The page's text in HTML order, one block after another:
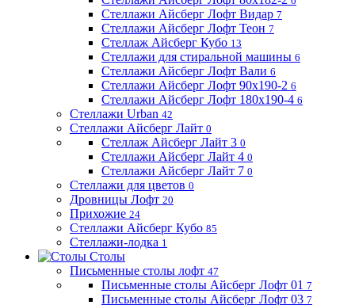
Стеллажи Айсберг Лофт Видар 7
Стеллажи Айсберг Лофт Теон 7
Стеллаж Айсберг Кубо 13
Стеллажи для стиральной машины 6
Стеллажи Айсберг Лофт Вали 6
Стеллажи Айсберг Лофт 90х190-2 6
Стеллажи Айсберг Лофт 180х190-4 6
Стеллажи Urban 42
Стеллажи Айсберг Лайт 0
Стеллаж Айсберг Лайт 3 0
Стеллажи Айсберг Лайт 4 0
Стеллажи Айсберг Лайт 7 0
Стеллажи для цветов 0
Дровницы Лофт 20
Прихожие 24
Стеллажи Айсберг Кубо 85
Стеллажи-лодка 1
Столы
Письменные столы лофт 47
Письменные столы Айсберг Лофт 01 7
Письменные столы Айсберг Лофт 03 7